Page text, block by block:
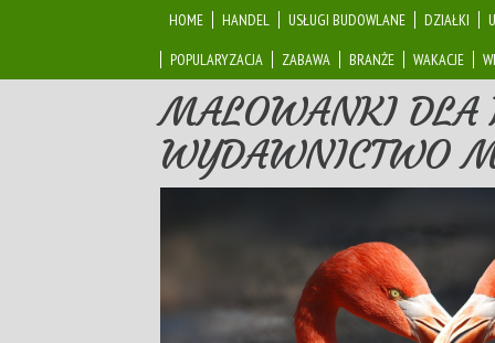
HOME HANDEL USŁUGI BUDOWLANE DZIAŁKI
POPULARYZACJA
ZABAWA BRANŻE WAKACJE
MALOWANKI DLA
WYDAWNICTWO